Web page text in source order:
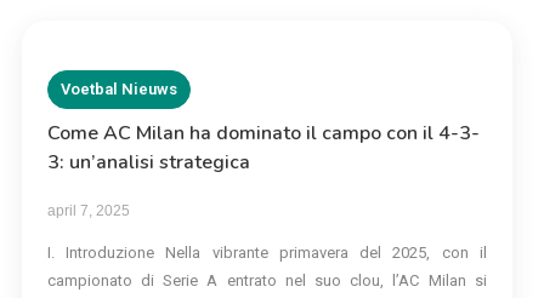
Voetbal Nieuws
Come AC Milan ha dominato il campo con il 4-3-
3: un’analisi strategica
april 7, 2025
I. Introduzione Nella vibrante primavera del 2025, con il
campionato di Serie A entrato nel suo clou, l’AC Milan si